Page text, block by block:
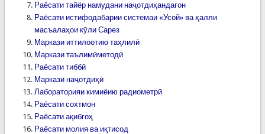
Раёсати тайёр намудани наҷотдиҳандагон
Раёсати истифодабарии системаи «Усой» ва ҳалли
масъалаҳои кӯли Сарез
Маркази иттилоотию таҳлилӣ
Маркази таълимӣметодӣ
Раёсати тиббӣ
Маркази наҷотдиҳӣ
Лабораторияи кимиёию радиометрӣ
Раёсати сохтмон
Раёсати ақибгоҳ
Раёсати молия ва иқтисод